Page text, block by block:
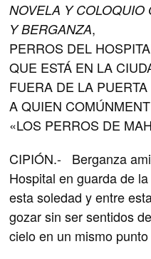
NOVELA Y
Y BERGANZA,
PERROS DEL
QUE ESTÁ EN LA
FUERA DE LA
A QUIEN
«LOS PERROS DE
CIPIÓN.- Berganza
Hospital en guarda de
esta soledad y entre
gozar sin ser sentidos
cielo en un mismo